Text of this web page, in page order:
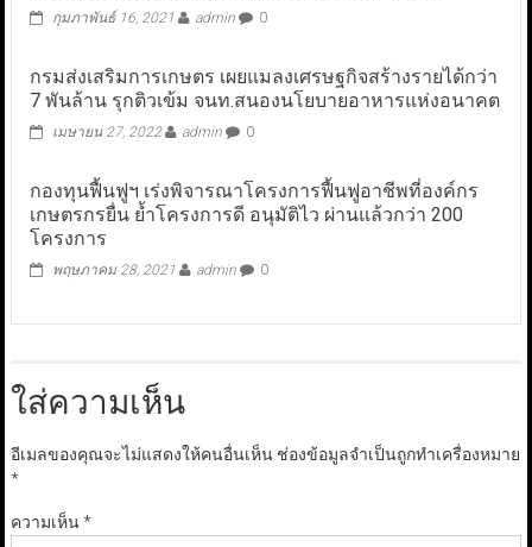
กุมภาพันธ์ 16, 2021 admin 0
กรมส่งเสริมการเกษตร เผยแมลงเศรษฐกิจสร้างรายได้กว่า
7 พันล้าน รุกติวเข้ม จนท.สนองนโยบายอาหารแห่งอนาคต
เมษายน 27, 2022 admin 0
กองทุนฟื้นฟูฯ เร่งพิจารณาโครงการฟื้นฟูอาชีพที่องค์กร
เกษตรกรยื่น ย้ำโครงการดี อนุมัติไว ผ่านแล้วกว่า 200
โครงการ
พฤษภาคม 28, 2021 admin 0
ใส่ความเห็น
อีเมลของคุณจะไม่แสดงให้คนอื่นเห็น ช่องข้อมูลจำเป็นถูกทำเครื่องหมาย
*
ความเห็น*